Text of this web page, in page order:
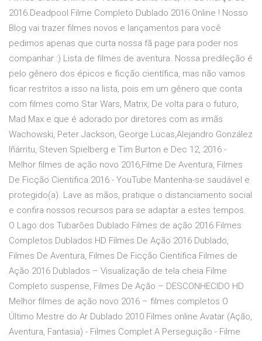
2016.Deadpool Filme Completo Dublado 2016 Online ! Nosso
Blog vai trazer filmes novos e lançamentos para você
pedimos apenas que curta nossa fã page para poder nos
companhar :) Lista de filmes de aventura. Nossa predileção é
pelo gênero dos épicos e ficção científica, mas não vamos
ficar restritos a isso na lista, pois em um gênero que conta
com filmes como Star Wars, Matrix, De volta para o futuro,
Mad Max e que é adorado por diretores com as irmãs
Wachowski, Peter Jackson, George Lucas,Alejandro González
Iñárritu, Steven Spielberg e Tim Burton e Dec 12, 2016 -
Melhor filmes de ação novo 2016,Filme De Aventura, Filmes
De Ficção Cientifica 2016 - YouTube Mantenha-se saudável e
protegido(a). Lave as mãos, pratique o distanciamento social
e confira nossos recursos para se adaptar a estes tempos.
O Lago dos Tubarões Dublado Filmes de ação 2016 Filmes
Completos Dublados HD Filmes De Ação 2016 Dublado,
Filmes De Aventura, Filmes De Ficção Cientifica Filmes de
Ação 2016 Dublados – Visualização de tela cheia Filme
Completo suspense, Filmes De Ação – DESCONHECIDO HD
Melhor filmes de ação novo 2016 – filmes completos O
Último Mestre do Ar Dublado 2010 Filmes online Avatar (Ação,
Aventura, Fantasia) - Filmes Complet A Perseguição - Filme